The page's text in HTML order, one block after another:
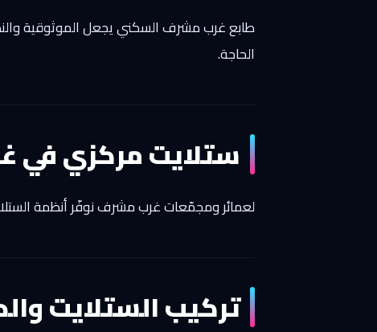
طابع غرب مشرف السكني يجعل الموثوقية
الحاجة.
ستلايت مركزي في
لعمائر ومجمّعات غرب مشرف نوفّر أنظمة
تركيب الستلايت